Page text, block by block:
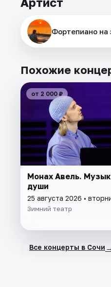
Фортепиано на
Похожие
от 2 000 ₽
Монах Авель.
души
25 августа 2026 •
Зимний театр
Все концерты в Сочи